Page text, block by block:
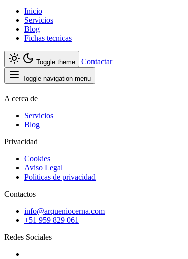
Inicio
Servicios
Blog
Fichas tecnicas
Toggle theme Contactar
Toggle navigation menu
A cerca de
Servicios
Blog
Privacidad
Cookies
Aviso Legal
Politicas de privacidad
Contactos
info@arqueniocerna.com
+51 959 829 061
Redes Sociales